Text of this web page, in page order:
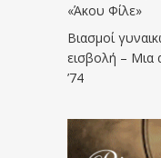
«Άκου Φίλε»
Βιασμοί
εισβολή – Μια
’74